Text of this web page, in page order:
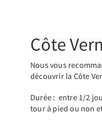
Côte
Nous vous
découvrir la Côte
Durée : entre 1/2
tour à pied ou non